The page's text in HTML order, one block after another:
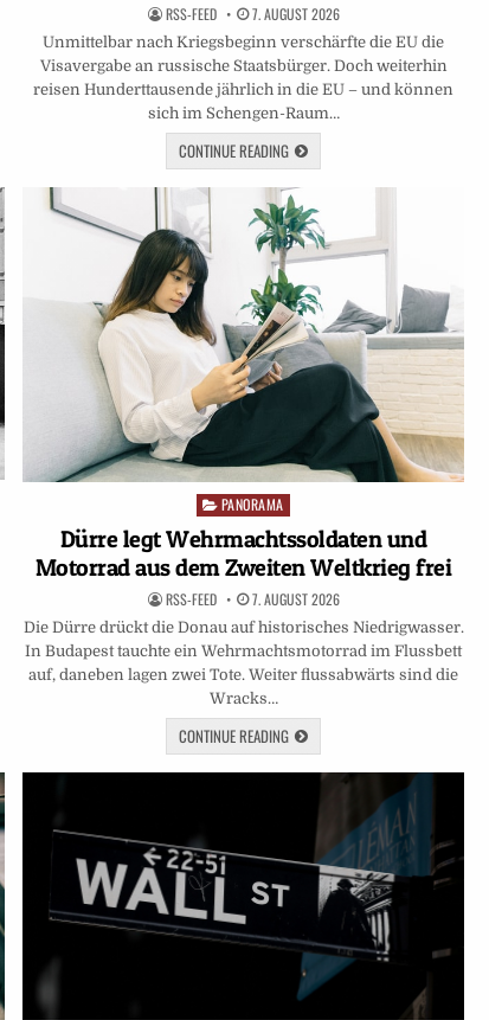
RSS-FEED 7. AUGUST 2026
Unmittelbar nach Kriegsbeginn verschärfte die EU die
Visavergabe an russische Staatsbürger. Doch weiterhin
reisen Hunderttausende jährlich in die EU – und können
sich im Schengen-Raum…
CONTINUE READING
Posted
in
PANORAMA
Dürre legt Wehrmachtssoldaten und
Motorrad aus dem Zweiten Weltkrieg frei
RSS-FEED 7. AUGUST 2026
Die Dürre drückt die Donau auf historisches Niedrigwasser.
In Budapest tauchte ein Wehrmachtsmotorrad im Flussbett
auf, daneben lagen zwei Tote. Weiter flussabwärts sind die
Wracks…
CONTINUE READING